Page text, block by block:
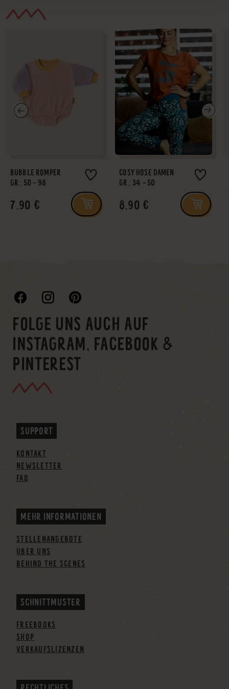
BUBBLE ROMPER
GR.: 50 - 98
7,90 €
COSY HOSE DAMEN
GR.: 34 - 50
8,90 €
FOLGE UNS AUCH AUF
INSTAGRAM, FACEBOOK &
PINTEREST
SUPPORT
KONTAKT
NEWSLETTER
FAQ
MEHR INFORMATIONEN
STELLENANGEBOTE
ÜBER UNS
BEHIND THE SCENES
SCHNITTMUSTER
FREEBOOKS
SHOP
VERKAUFSLIZENZEN